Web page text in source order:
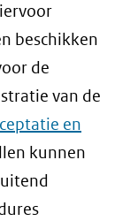
beschikken
de
van de
en
kunnen